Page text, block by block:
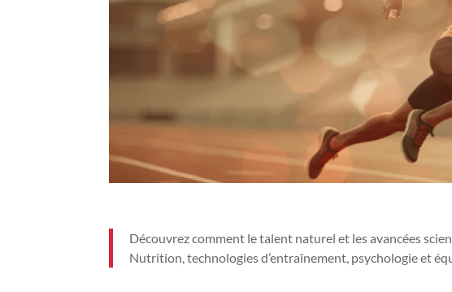
Découvrez comment le talent naturel et les avancées
Nutrition, technologies d’entraînement, psychologie et